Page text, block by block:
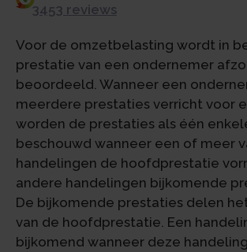
3453 reviews
Voor de omzetbelasting wordt in
prestatie van een ondernemer
beoordeeld. Wanneer een
meerdere prestaties verricht voor
worden de prestaties als één
beschouwd wanneer een of meer
handelingen de hoofdprestatie
andere handelingen bijkomende
De bijkomende prestaties delen
van de hoofdprestatie. Een
bijkomend wanneer deze